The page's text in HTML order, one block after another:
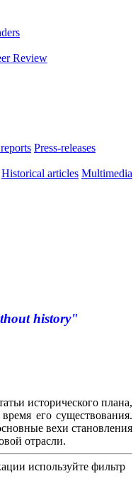
Review
Press-releases
Historical articles Multimedia
history"
исторического плана,
его существования.
вехи становления
отрасли.
используйте фильтр